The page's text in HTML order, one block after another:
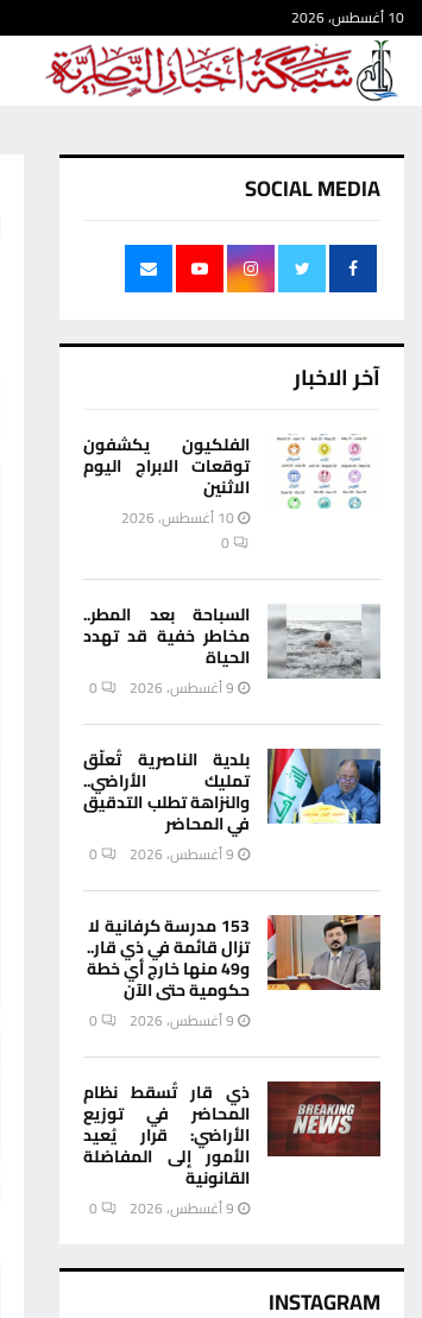
10 أغسطس، 2026
SOCIAL MEDIA
آخر الاخبار
الفلكيون يكشفون
توقعات الابراج اليوم
الاثنين
10 أغسطس، 2026
0
السباحة بعد المطر..
مخاطر خفية قد تهدد
الحياة
9 أغسطس، 2026 0
بلدية الناصرية تُعلّق
تمليك الأراضي..
والنزاهة تطلب التدقيق
في المحاضر
9 أغسطس، 2026 0
153 مدرسة كرفانية لا
تزال قائمة في ذي قار..
و49 منها خارج أي خطة
حكومية حتى الآن
9 أغسطس، 2026 0
ذي قار تُسقط نظام
المحاضر في توزيع
الأراضي: قرار يُعيد
الأمور إلى المفاضلة
القانونية
9 أغسطس، 2026 0
INSTAGRAM